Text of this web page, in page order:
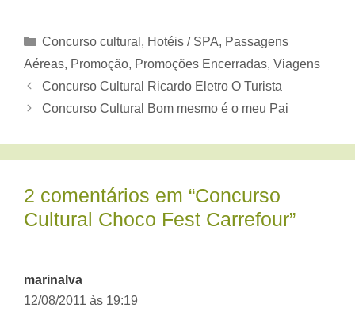
Categorias
Concurso cultural , Hotéis / SPA, Passagens
Aéreas, Promoção, Promoções Encerradas, Viagens
Concurso Cultural Ricardo Eletro O Turista
Concurso Cultural Bom mesmo é o meu Pai
2 comentários em “Concurso
Cultural Choco Fest Carrefour”
marinalva
12/08/2011 às 19:19